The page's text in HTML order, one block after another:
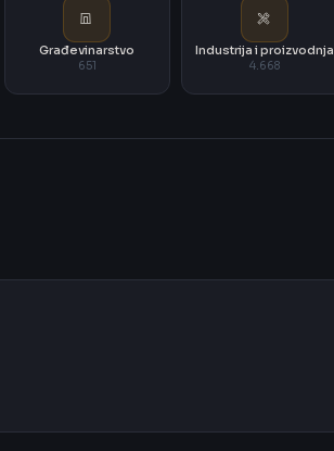
Građevinarstvo
651
Industrija i proizvodnja
4.668